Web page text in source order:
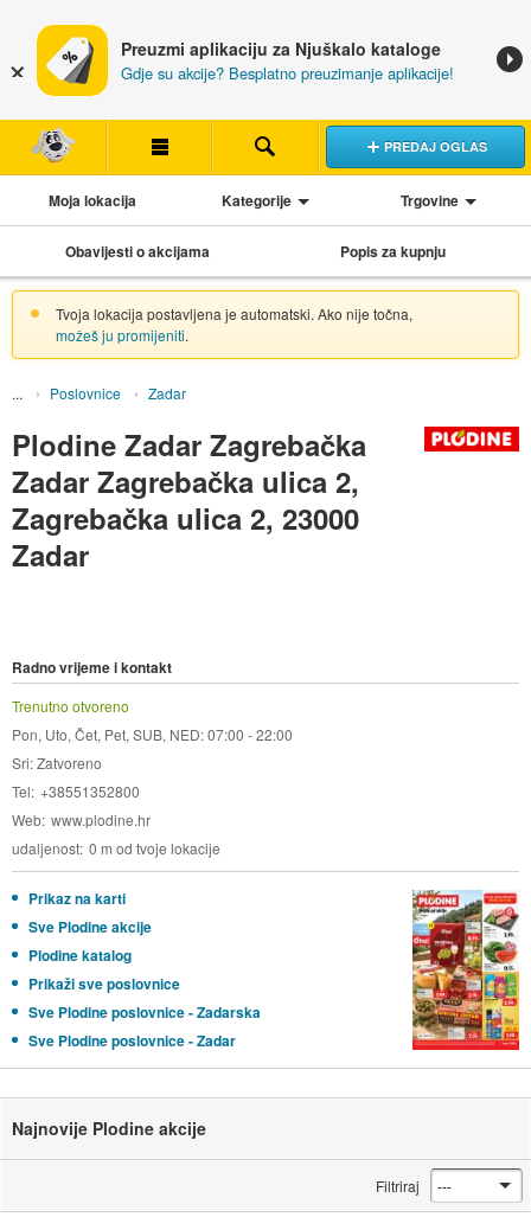
Preuzmi aplikaciju za Njuškalo kataloge
Gdje su akcije? Besplatno preuzimanje aplikacije!
PREDAJ OGLAS
Moja lokacija Kategorije Trgovine
Obavijesti o akcijama Popis za kupnju
Tvoja lokacija postavljena je automatski. Ako nije točna,
možeš ju promijeniti.
Poslovnice Zadar
Plodine Zadar Zagrebačka
Zadar Zagrebačka ulica 2,
Zagrebačka ulica 2, 23000
Zadar
Radno vrijeme i kontakt
Trenutno otvoreno
Pon, Uto, Čet, Pet, SUB, NED: 07:00 - 22:00
Sri: Zatvoreno
Tel +38551352800
Web www.plodine.hr
udaljenost 0 m od tvoje lokacije
Prikaz na karti
Sve Plodine akcije
Plodine katalog
Prikaži sve poslovnice
Sve Plodine poslovnice - Zadarska
Sve Plodine poslovnice - Zadar
Najnovije Plodine akcije
Filtriraj